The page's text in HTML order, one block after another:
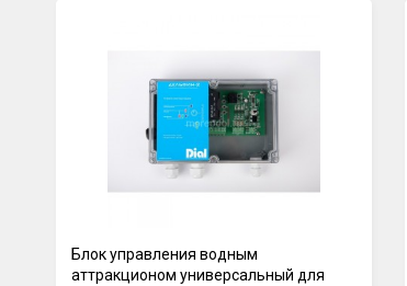
Блок управления водным
аттракционом универсальный для